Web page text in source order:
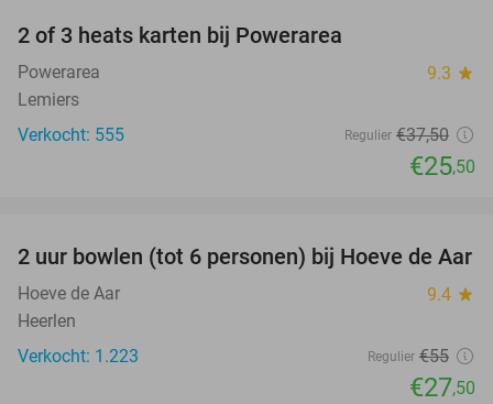
2 of 3 heats karten bij Powerarea
Powerarea 9.3 star
Lemiers
Verkocht: 555
Regulier €37,50
€25,50
50%
2 uur bowlen (tot 6 personen) bij Hoeve de Aar
Hoeve de Aar 9.4 star
Heerlen
Verkocht: 1.223
Regulier €55
€27,50